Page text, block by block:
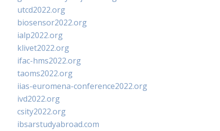
utcd2022.org
biosensor2022.org
ialp2022.org
klivet2022.org
ifac-hms2022.org
taoms2022.org
iias-euromena-conference2022.org
ivd2022.org
csity2022.org
ibsarstudyabroad.com